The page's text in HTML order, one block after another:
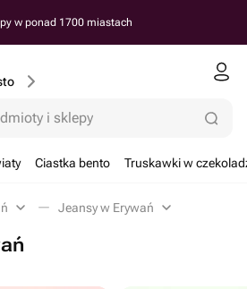
w ponad 1700 miastach
i sklepy
Ciastka bento Truskawki w
Jeansy w Erywań